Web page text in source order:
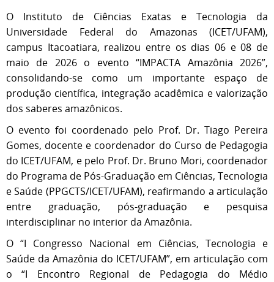
O Instituto de Ciências Exatas e Tecnologia da
Universidade Federal do Amazonas (ICET/UFAM),
campus Itacoatiara, realizou entre os dias 06 e 08 de
maio de 2026 o evento “IMPACTA Amazônia 2026”,
consolidando-se como um importante espaço de
produção científica, integração acadêmica e valorização
dos saberes amazônicos.
O evento foi coordenado pelo Prof. Dr. Tiago Pereira
Gomes, docente e coordenador do Curso de Pedagogia
do ICET/UFAM, e pelo Prof. Dr. Bruno Mori, coordenador
do Programa de Pós-Graduação em Ciências, Tecnologia
e Saúde (PPGCTS/ICET/UFAM), reafirmando a articulação
entre graduação, pós-graduação e pesquisa
interdisciplinar no interior da Amazônia.
O “I Congresso Nacional em Ciências, Tecnologia e
Saúde da Amazônia do ICET/UFAM”, em articulação com
o “I Encontro Regional de Pedagogia do Médio